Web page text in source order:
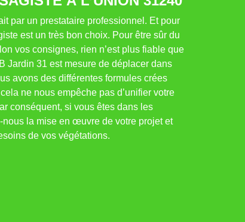
par un prestataire professionnel. Et pour
est un très bon choix. Pour être sûr du
vos consignes, rien n’est plus fiable que
Jardin 31 est mesure de déplacer dans
avons des différentes formules crées
ne nous empêche pas d’unifier votre
conséquent, si vous êtes dans les
nous la mise en œuvre de votre projet et
de vos végétations.